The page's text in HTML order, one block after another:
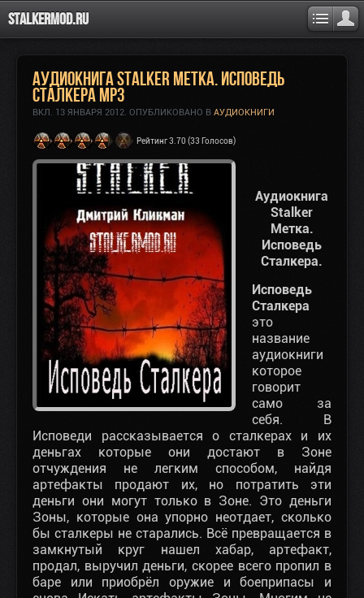
Stalkermod.ru
Аудиокнига Stalker Метка. Исповедь
Сталкера MP3
ВКЛ. 13 ЯНВАРЯ 2012. ОПУБЛИКОВАНО В АУДИОКНИГИ
Рейтинг 3.70 (33 Голосов)
Аудиокнига
Stalker
Метка.
Исповедь
Сталкера.
Исповедь
Сталкера
это
название
аудиокниги
которое
говорит
само за
себя. В
Исповеди рассказывается о сталкерах и их
деньгах которые они достают в Зоне
отчуждения не легким способом, найдя
артефакты продают их, но потратить эти
деньги они могут только в Зоне. Это деньги
Зоны, которые она упорно неотдает, сколько
бы сталкеры не старались. Всё превращается в
замкнутый круг нашел хабар, артефакт,
продал, выручил деньги, скорее всего пропил в
баре или приобрёл оружие и боеприпасы и